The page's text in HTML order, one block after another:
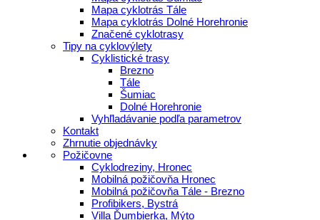
Mapa cyklotrás Tále
Mapa cyklotrás Dolné Horehronie
Značené cyklotrasy
Tipy na cyklovýlety
Cyklistické trasy
Brezno
Tále
Šumiac
Dolné Horehronie
Vyhľladávanie podľa parametrov
Kontakt
Zhrnutie objednávky
Požičovne
Cyklodreziny, Hronec
Mobilná požičovňa Hronec
Mobilná požičovňa Tále - Brezno
Profibikers, Bystrá
Villa Ďumbierka, Mýto